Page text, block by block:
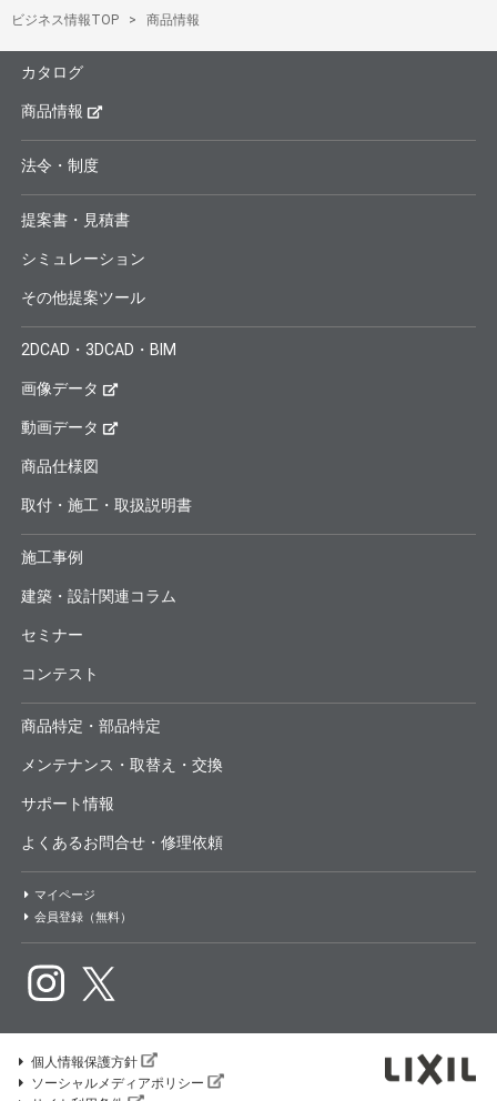
ビジネス情報TOP 商品情報
カタログ
商品情報
法令・制度
提案書・見積書
シミュレーション
その他提案ツール
2DCAD・3DCAD・BIM
画像データ
動画データ
商品仕様図
取付・施工・取扱説明書
施工事例
建築・設計関連コラム
セミナー
コンテスト
商品特定・部品特定
メンテナンス・取替え・交換
サポート情報
よくあるお問合せ・修理依頼
マイページ
会員登録（無料）
個人情報保護方針
ソーシャルメディアポリシー